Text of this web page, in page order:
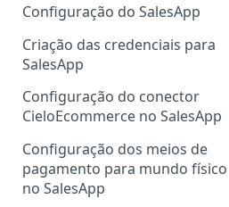
Configuração de
customizados
ClearSale na VTEX
Configuração do Fingerprint
Cybersource na VTEX
Cadastro de sellers para Split
de Pagamento
Configuração do SalesApp
Criação das credenciais para
SalesApp
Configuração do conector
CieloEcommerce no SalesApp
Configuração dos meios de
pagamento para mundo físico
no SalesApp